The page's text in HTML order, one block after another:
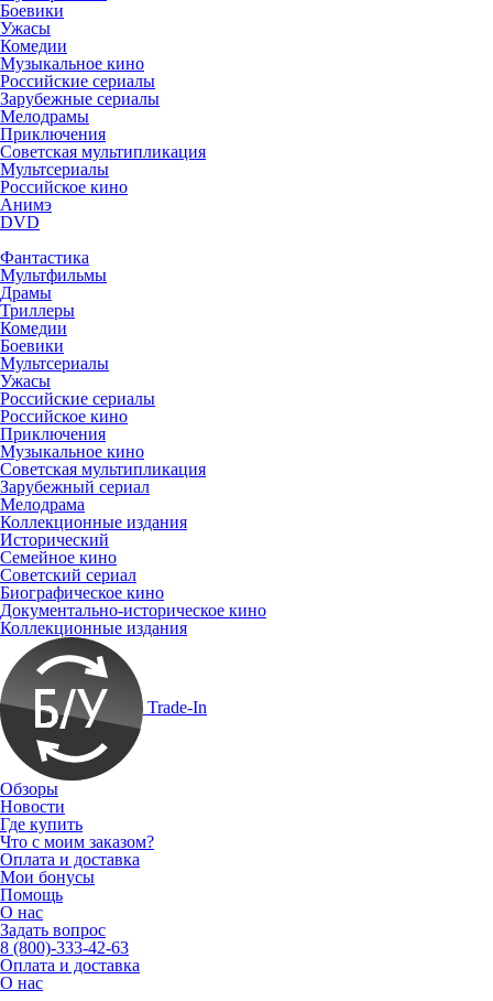
Боевики
Ужасы
Комедии
Музыкальное кино
Российские сериалы
Зарубежные сериалы
Мелодрамы
Приключения
Советская мультипликация
Мультсериалы
Российское кино
Анимэ
DVD
Фантастика
Мультфильмы
Драмы
Триллеры
Комедии
Боевики
Мультсериалы
Ужасы
Российские сериалы
Российское кино
Приключения
Музыкальное кино
Советская мультипликация
Зарубежный сериал
Мелодрама
Коллекционные издания
Исторический
Семейное кино
Советский сериал
Биографическое кино
Документально-историческое кино
Коллекционные издания
Trade-In
Обзоры
Новости
Где купить
Что с моим заказом?
Оплата и доставка
Мои бонусы
Помощь
О нас
Задать вопрос
8 (800)-333-42-63
Оплата и доставка
О нас